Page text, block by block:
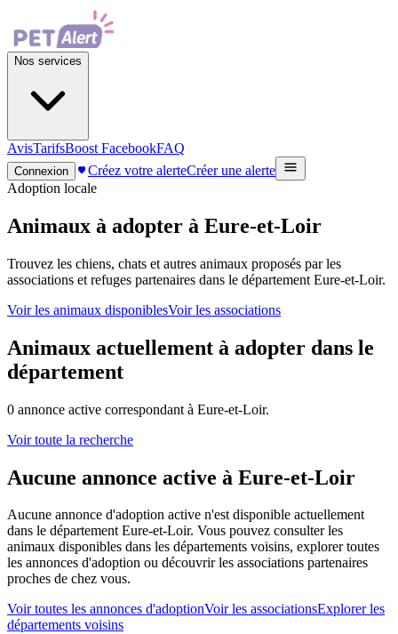
Nos services
AvisTarifsBoost FacebookFAQ
Connexion Créez votre alerteCréer une alerte
Adoption locale
Animaux à adopter à Eure-et-Loir
Trouvez les chiens, chats et autres animaux proposés par les
associations et refuges partenaires dans le département Eure-et-Loir.
Voir les animaux disponiblesVoir les associations
Animaux actuellement à adopter dans le
département
0 annonce active correspondant à Eure-et-Loir.
Voir toute la recherche
Aucune annonce active à Eure-et-Loir
Aucune annonce d'adoption active n'est disponible actuellement
dans le département Eure-et-Loir. Vous pouvez consulter les
animaux disponibles dans les départements voisins, explorer toutes
les annonces d'adoption ou découvrir les associations partenaires
proches de chez vous.
Voir toutes les annonces d'adoptionVoir les associationsExplorer les
départements voisins